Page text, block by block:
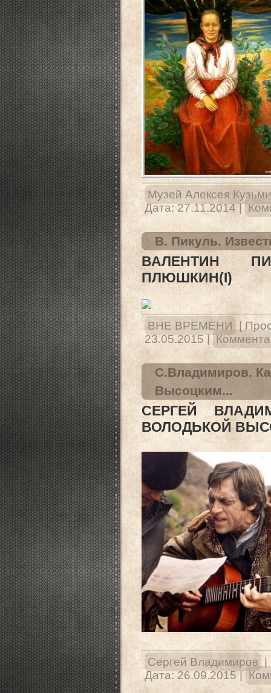
Музей Алексея
Дата: 27.11.2014 |
В. Пикуль.
ВАЛЕНТИН
ПЛЮШКИН(I)
ВНЕ ВРЕМЕНИ
23.05.2015 |
С.Владимиров.
Высоцким...
СЕРГЕЙ
ВОЛОДЬКОЙ
Сергей Владимиров |
Дата: 26.09.2015 |